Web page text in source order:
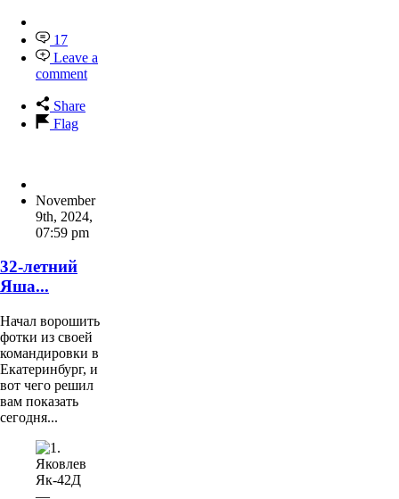
17
Leave a
comment
Share
Flag
November
9th, 2024,
07:59 pm
32-летний
Яша...
Начал ворошить
фотки из своей
командировки в
Екатеринбург, и
вот чего решил
вам показать
сегодня...